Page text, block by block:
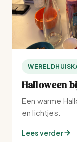
Halloween
Een warme
en lichtjes.
Lees verder